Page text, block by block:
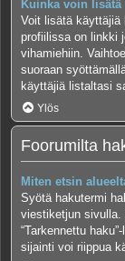
Kuinka voin
Voit lisätä käyttäjiä
profiilissa on linkki
vihamiehiin.
suoraan
käyttäjiä listaltasi
Ylös
Foorumilta
Miten etsin
Syötä hakutermi
viestiketjun sivulla.
“Tarkennettu
sijainti voi riippua